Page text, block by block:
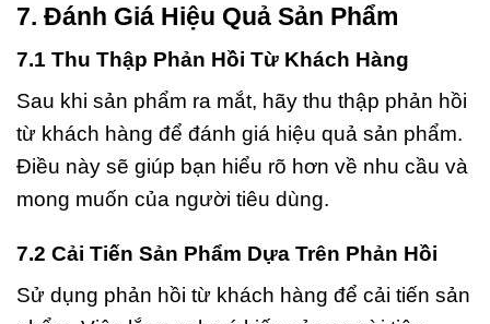
7. Đánh Giá Hiệu Quả Sản Phẩm
7.1 Thu Thập Phản Hồi Từ Khách Hàng
Sau khi sản phẩm ra mắt, hãy thu thập phản hồi
từ khách hàng để đánh giá hiệu quả sản phẩm.
Điều này sẽ giúp bạn hiểu rõ hơn về nhu cầu và
mong muốn của người tiêu dùng.
7.2 Cải Tiến Sản Phẩm Dựa Trên Phản Hồi
Sử dụng phản hồi từ khách hàng để cải tiến sản